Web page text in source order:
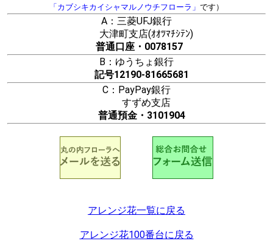
「カブシキカイシャマルノウチフローラ」 です）
A：三菱UFJ銀行
大津町支店(ｵｵﾂﾏﾁｼﾃﾝ)
普通口座・0078157
B：ゆうちょ銀行
記号12190-81665681
C：PayPay銀行
すずめ支店
普通預金・3101904
アレンジ花一覧に戻る
アレンジ花100番台に戻る